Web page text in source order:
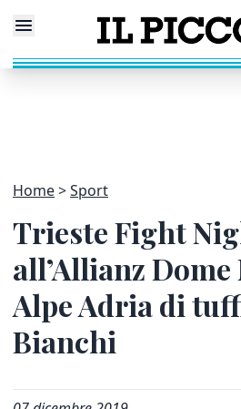
Home Sport
Trieste Fight
all’Allianz
Alpe Adria di
Bianchi